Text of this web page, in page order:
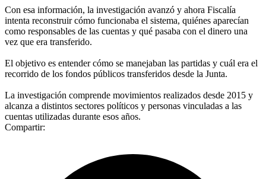
Con esa información, la investigación avanzó y ahora Fiscalía
intenta reconstruir cómo funcionaba el sistema, quiénes aparecían
como responsables de las cuentas y qué pasaba con el dinero una
vez que era transferido.
El objetivo es entender cómo se manejaban las partidas y cuál era el
recorrido de los fondos públicos transferidos desde la Junta.
La investigación comprende movimientos realizados desde 2015 y
alcanza a distintos sectores políticos y personas vinculadas a las
cuentas utilizadas durante esos años.
Compartir: